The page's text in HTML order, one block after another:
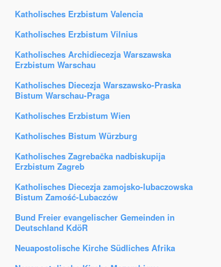
Katholisches Erzbistum Valencia
Katholisches Erzbistum Vilnius
Katholisches Archidiecezja Warszawska
Erzbistum Warschau
Katholisches Diecezja Warszawsko-Praska
Bistum Warschau-Praga
Katholisches Erzbistum Wien
Katholisches Bistum Würzburg
Katholisches Zagrebačka nadbiskupija
Erzbistum Zagreb
Katholisches Diecezja zamojsko-lubaczowska
Bistum Zamość-Lubaczów
Bund Freier evangelischer Gemeinden in
Deutschland KdöR
Neuapostolische Kirche Südliches Afrika